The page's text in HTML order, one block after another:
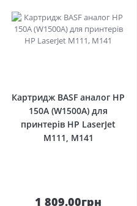
Картридж BASF аналог HP
150A (W1500A) для
принтерів HP LaserJet
M111, M141
1 809.00грн